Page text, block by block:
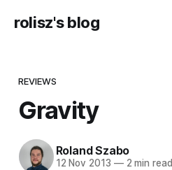
rolisz's blog
REVIEWS
Gravity
Roland Szabo
12 Nov 2013 —2 min read